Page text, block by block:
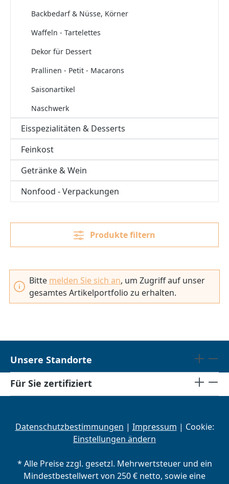
Backbedarf & Nüsse, Körner
Waffeln - Tartelettes
Dekor für Dessert
Prallinen - Petit - Macarons
Saisonartikel
Naschwerk
Eisspezialitäten & Desserts
Feinkost
Getränke & Wein
Nonfood - Verpackungen
Produkte filtern
Bitte melden Sie sich an, um Zugriff auf unser
gesamtes Artikelportfolio zu erhalten.
Unsere Standorte
Für Sie zertifiziert
Datenschutzbestimmungen | Impressum | Cookie:
Einstellungen ändern
* Alle Preise zzgl. gesetzl. Mehrwertsteuer und ein
Mindestbestellwert von 250 € netto, sowie eine